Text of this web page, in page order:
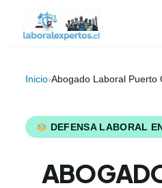
Inicio›Abogado Laboral Puerto
DEFENSA LABORAL